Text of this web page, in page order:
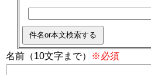
名前（10文字まで） ※必須